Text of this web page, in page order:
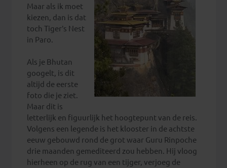
Maar als ik moet
kiezen, dan is dat
toch Tiger’s Nest
in Paro.
Als je Bhutan
googelt, is dit
altijd de eerste
foto die je ziet.
Maar dit is
letterlijk en figuurlijk het hoogtepunt van de reis.
Volgens een legende is het klooster in de achtste
eeuw gebouwd rond de grot waar Guru Rinpoche
drie maanden gemediteerd zou hebben. Hij vloog
hierheen op de rug van een tijger, verjoeg de